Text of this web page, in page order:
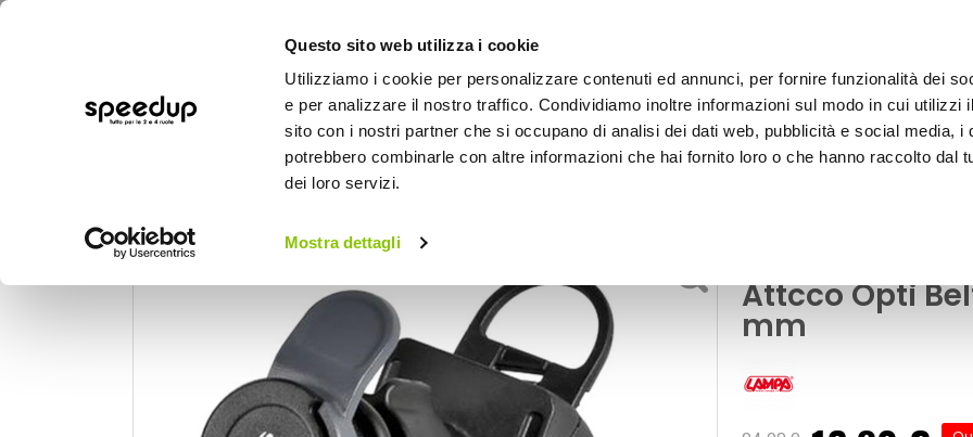
Questo sito web utilizza i cookie
Utilizziamo i cookie per personalizzare contenuti ed annunci, per fornire funzionalità dei
e per analizzare il nostro traffico. Condividiamo inoltre informazioni sul modo in cui utilizzi
sito con i nostri partner che si occupano di analisi dei dati web, pubblicità e social media, i
potrebbero combinarle con altre informazioni che hai fornito loro o che hanno raccolto dal
dei loro servizi.
Mostra dettagli
BICI OUTDOOR
Home
Attcco Opti
mm
Prezzo